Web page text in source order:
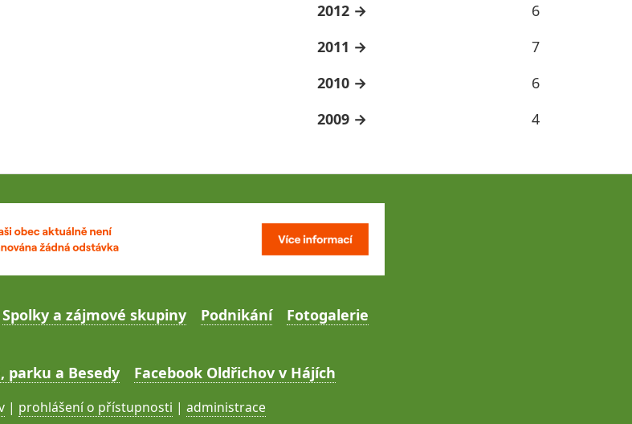
2012
6
2011
7
2010
6
2009
4
Spolky a zájmové skupiny Podnikání
Fotogalerie
parku a Besedy
Facebook Oldřichov v Hájích
| prohlášení o přístupnosti | administrace